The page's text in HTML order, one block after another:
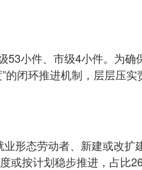
53小件、市级4小件。为确
闭环推进机制，层层压实
形态劳动者、新建或改扩
按计划稳步推进，占比